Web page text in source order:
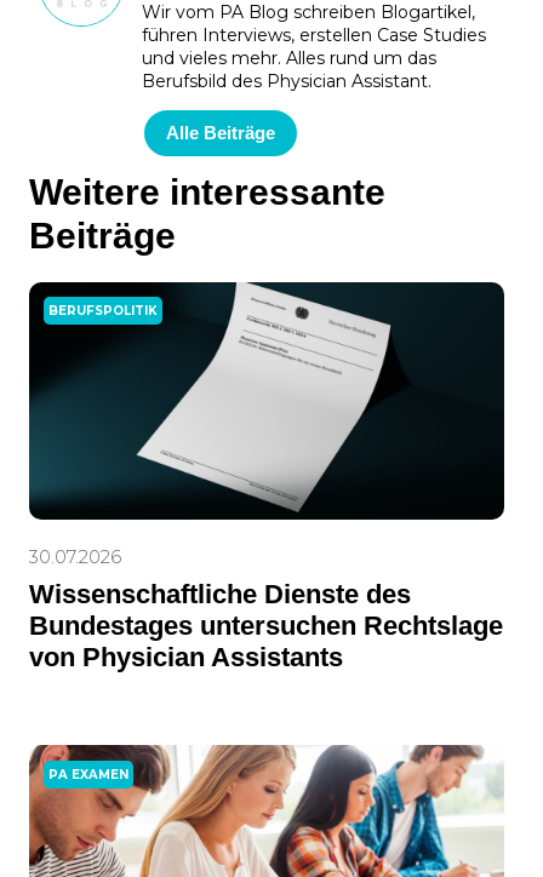
Wir vom PA Blog schreiben Blogartikel,
führen Interviews, erstellen Case Studies
und vieles mehr. Alles rund um das
Berufsbild des Physician Assistant.
Alle Beiträge
Weitere interessante
Beiträge
BERUFSPOLITIK
30.07.2026
Wissenschaftliche Dienste des
Bundestages untersuchen Rechtslage
von Physician Assistants
PA EXAMEN